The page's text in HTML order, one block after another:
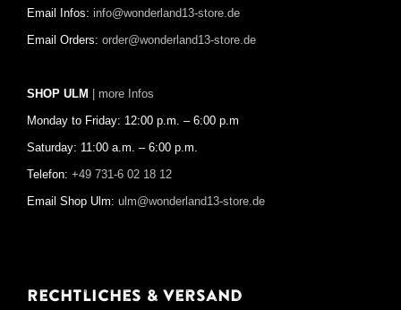
Email Infos: info@wonderland13-store.de
Email Orders: order@wonderland13-store.de
SHOP ULM | more Infos
Monday to Friday: 12:00 p.m. – 6:00 p.m
Saturday: 11:00 a.m. – 6:00 p.m.
Telefon: +49 731-6 02 18 12
Email Shop Ulm: ulm@wonderland13-store.de
Rechtliches & Versand